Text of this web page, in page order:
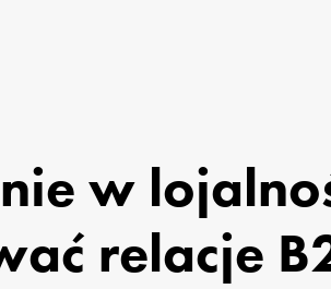
w
relacje